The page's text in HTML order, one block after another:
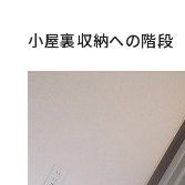
小屋裏収納への階